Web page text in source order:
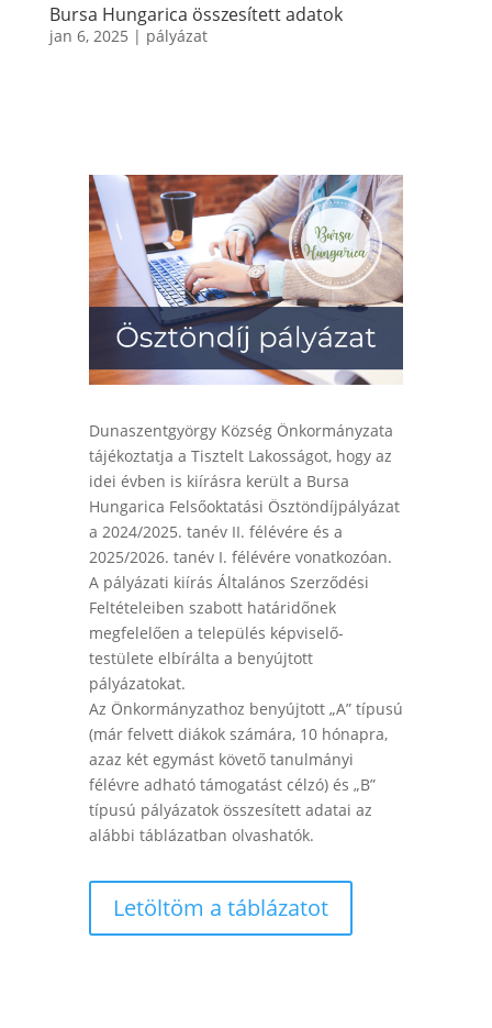
Bursa Hungarica összesített adatok
jan 6, 2025 | pályázat
Dunaszentgyörgy Község Önkormányzata
tájékoztatja a Tisztelt Lakosságot, hogy az
idei évben is kiírásra került a Bursa
Hungarica Felsőoktatási Ösztöndíjpályázat
a 2024/2025. tanév II. félévére és a
2025/2026. tanév I. félévére vonatkozóan.
A pályázati kiírás Általános Szerződési
Feltételeiben szabott határidőnek
megfelelően a település képviselő-
testülete elbírálta a benyújtott
pályázatokat.
Az Önkormányzathoz benyújtott „A” típusú
(már felvett diákok számára, 10 hónapra,
azaz két egymást követő tanulmányi
félévre adható támogatást célzó) és „B”
típusú pályázatok összesített adatai az
alábbi táblázatban olvashatók.
Letöltöm a táblázatot